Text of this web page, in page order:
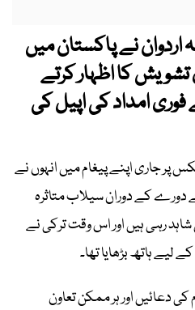
اردوان نے پاکستان میں
کا اظہار کرتے
امداد کی اپیل کی
جاری اپنے پیغام میں انہوں نے
کے دورے کے دوران سیلاب متاثرہ
رہی ہیں اور اس وقت ترکی نے
ہاتھ بڑھایا تھا۔
دعائیں اور ہر ممکن تعاون